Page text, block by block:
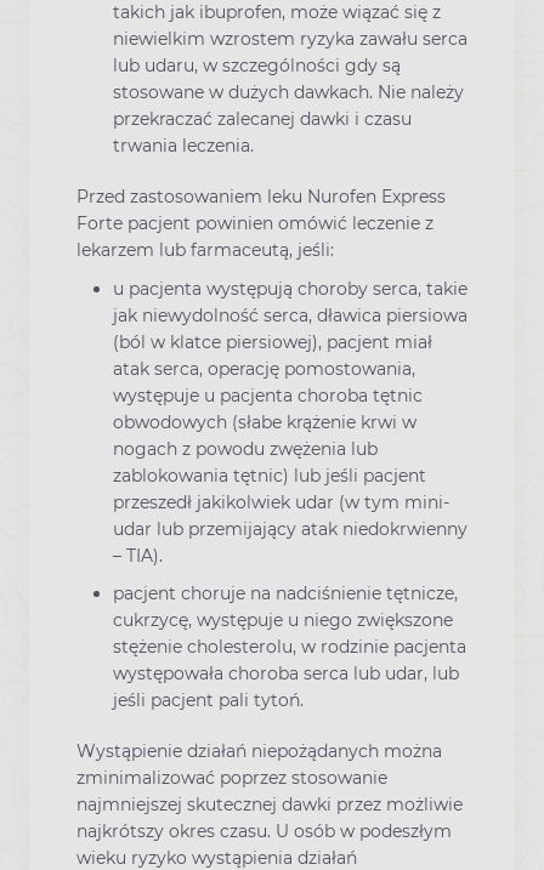
takich jak ibuprofen, może wiązać się z
niewielkim wzrostem ryzyka zawału serca
lub udaru, w szczególności gdy są
stosowane w dużych dawkach. Nie należy
przekraczać zalecanej dawki i czasu
trwania leczenia.
Przed zastosowaniem leku Nurofen Express
Forte pacjent powinien omówić leczenie z
lekarzem lub farmaceutą, jeśli:
u pacjenta występują choroby serca, takie
jak niewydolność serca, dławica piersiowa
(ból w klatce piersiowej), pacjent miał
atak serca, operację pomostowania,
występuje u pacjenta choroba tętnic
obwodowych (słabe krążenie krwi w
nogach z powodu zwężenia lub
zablokowania tętnic) lub jeśli pacjent
przeszedł jakikolwiek udar (w tym mini-
udar lub przemijający atak niedokrwienny
– TIA).
pacjent choruje na nadciśnienie tętnicze,
cukrzycę, występuje u niego zwiększone
stężenie cholesterolu, w rodzinie pacjenta
występowała choroba serca lub udar, lub
jeśli pacjent pali tytoń.
Wystąpienie działań niepożądanych można
zminimalizować poprzez stosowanie
najmniejszej skutecznej dawki przez możliwie
najkrótszy okres czasu. U osób w podeszłym
wieku ryzyko wystąpienia działań